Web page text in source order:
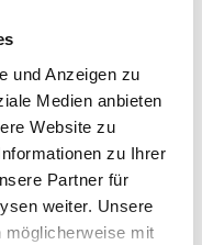
und Anzeigen zu
Medien anbieten
Website zu
zu Ihrer
Partner für
weiter. Unsere
möglicherweise mit